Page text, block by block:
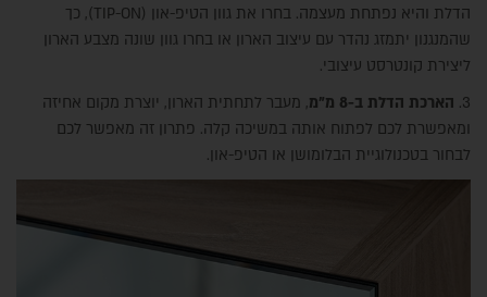
הדלת והיא נפתחת מעצמה. בחרו את גוון הטיפ-און (TIP-ON), כך
שהמנגנון יתמזג נהדר עם עיצוב הארון או בחרו גוון שונה מצבע הארון
ליצירת קונטרסט עיצובי.
3. הארכת הדלת ב-8 מ"מ
, מעבר לתחתית הארון, יוצרת מקום אחיזה
ומאפשרת לכם לפתוח אותה במשיכה קלה. פתרון זה מאפשר לכם
לבחור בטכנולוגיית הבלומושן או הטיפ-און.